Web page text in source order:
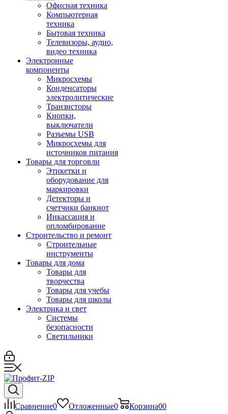
Офисная техника
Компьютерная
техника
Бытовая техника
Телевизоры, аудио,
видео техника
Электронные
компоненты
Микросхемы
Конденсаторы
электролитические
Транзисторы
Кнопки,
выключатели
Разъемы USB
Микросхемы для
источников питания
Товары для торговли
Этикетки и
оборудование для
маркировки
Детекторы и
счетчики банкнот
Инкассация и
опломбирование
Строительство и ремонт
Строительные
инструменты
Товары для дома
Товары для
творчества
Товары для учебы
Товары для школы
Электрика и свет
Системы
безопасности
Светильники
Сравнение0 Отложенные0 Корзина00